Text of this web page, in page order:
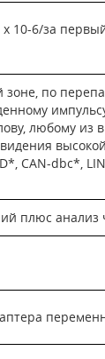
10-6/за
по
любому из
CAN-dbc*,
плюс анализ